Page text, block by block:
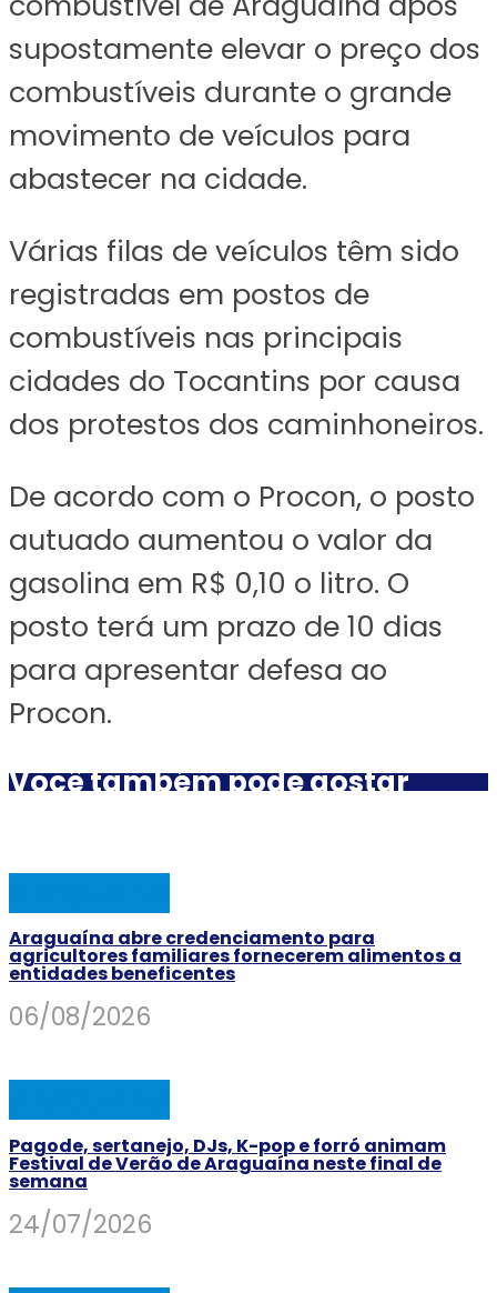
supostamente elevar o preço dos
combustíveis durante o grande
movimento de veículos para
abastecer na cidade.
Várias filas de veículos têm sido
registradas em postos de
combustíveis nas principais
cidades do Tocantins por causa
dos protestos dos caminhoneiros.
De acordo com o Procon, o posto
autuado aumentou o valor da
gasolina em R$ 0,10 o litro. O
posto terá um prazo de 10 dias
para apresentar defesa ao
Procon.
Você também pode gostar
Araguaína abre credenciamento para
agricultores familiares fornecerem alimentos a
entidades beneficentes
06/08/2026
Pagode, sertanejo, DJs, K-pop e forró animam
Festival de Verão de Araguaína neste final de
semana
24/07/2026